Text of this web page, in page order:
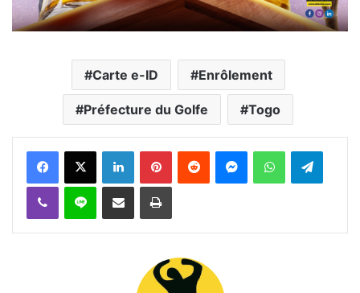
Carte e-ID Enrôlement
Préfecture du Golfe Togo
FacebookX Linkedin PinterestReddit MessengerWhatsAppTelegram
Viber Ligne Partager par email Imprimer